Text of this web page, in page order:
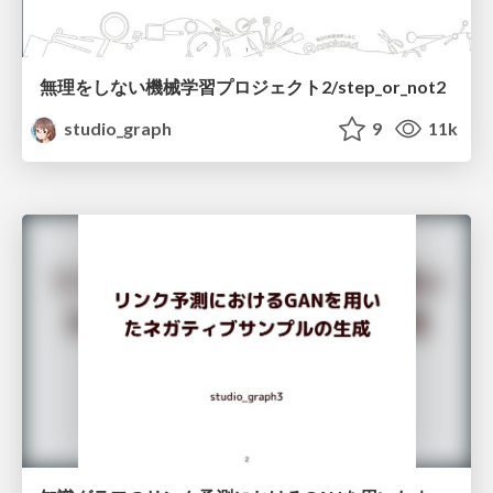
無理をしない機械学習プロジェクト2/step_or_not2
studio_graph
9 11k